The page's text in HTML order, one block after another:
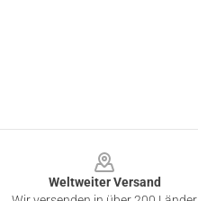
Weltweiter Versand